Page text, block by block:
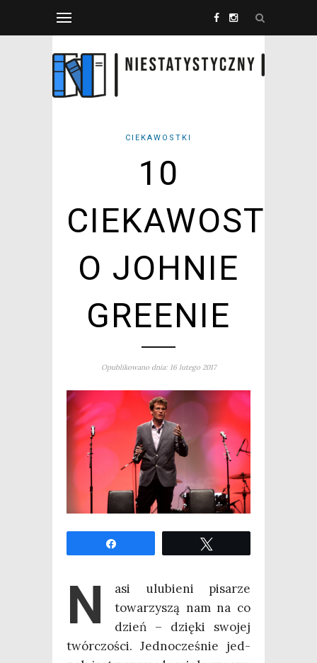
CIEKAWOSTKI
10
CIEKAWOSTEK
O JOHNIE
GREENIE
Opublikowano dnia: 16 lutego 2017
N
asi ulu­bie­ni pisa­rze
towa­rzy­szą nam na co
dzień – dzię­ki swo­jej
twór­czo­ści. Jed­no­cze­śnie jed­